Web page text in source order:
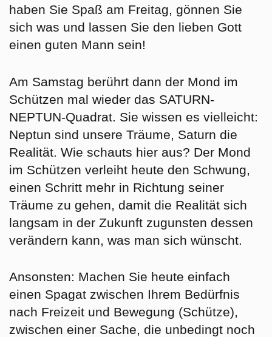
haben Sie Spaß am Freitag, gönnen Sie
sich was und lassen Sie den lieben Gott
einen guten Mann sein!
Am Samstag berührt dann der Mond im
Schützen mal wieder das SATURN-
NEPTUN-Quadrat. Sie wissen es vielleicht:
Neptun sind unsere Träume, Saturn die
Realität. Wie schauts hier aus? Der Mond
im Schützen verleiht heute den Schwung,
einen Schritt mehr in Richtung seiner
Träume zu gehen, damit die Realität sich
langsam in der Zukunft zugunsten dessen
verändern kann, was man sich wünscht.
Ansonsten: Machen Sie heute einfach
einen Spagat zwischen Ihrem Bedürfnis
nach Freizeit und Bewegung (Schütze),
zwischen einer Sache, die unbedingt noch